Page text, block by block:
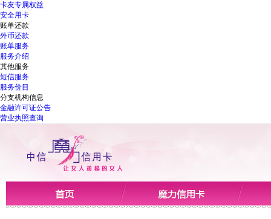
卡友专属权益
安全用卡
账单还款
外币还款
账单服务
服务介绍
其他服务
短信服务
服务价目
分支机构信息
金融许可证公告
营业执照查询